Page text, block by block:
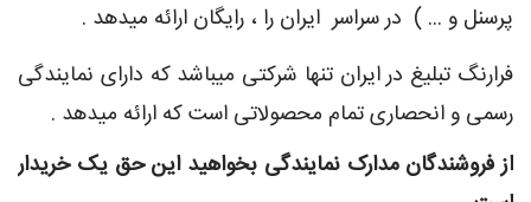
پرسنل و ... ) در سراسر ایران را ، رایگان ارائه میدهد .
فرارنگ تبلیغ در ایران تنها شرکتی میباشد که دارای نمایندگی
رسمی و انحصاری تمام محصولاتی است که ارائه میدهد .
از فروشندگان مدارک نمایندگی بخواهید این حق یک خریدار